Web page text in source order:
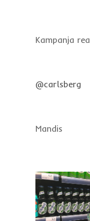
Kampanja
@carlsberg
Mandis